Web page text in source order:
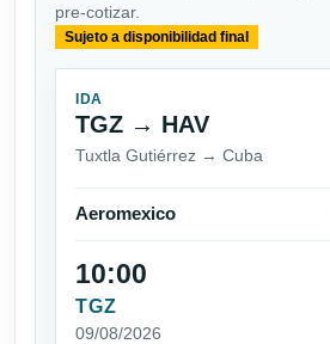
pre-cotizar.
Sujeto a disponibilidad final
IDA
TGZ → HAV
Tuxtla Gutiérrez → Cuba
Aeromexico
10:00
TGZ
09/08/2026